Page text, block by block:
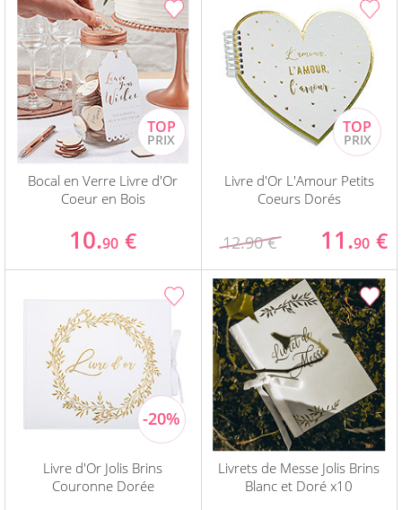
Bocal en Verre Livre d'Or
Coeur en Bois
10.90 €
Livre d'Or L'Amour Petits
Coeurs Dorés
12.90 € 11.90 €
Livre d'Or Jolis Brins
Couronne Dorée
Livrets de Messe Jolis Brins
Blanc et Doré x10